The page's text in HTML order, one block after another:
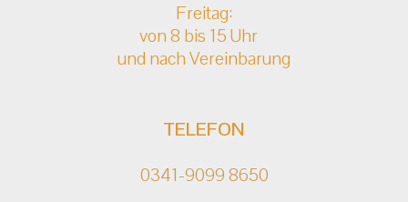
Freitag:
von 8 bis 15 Uhr
und nach Vereinbarung
TELEFON
0341-9099 8650